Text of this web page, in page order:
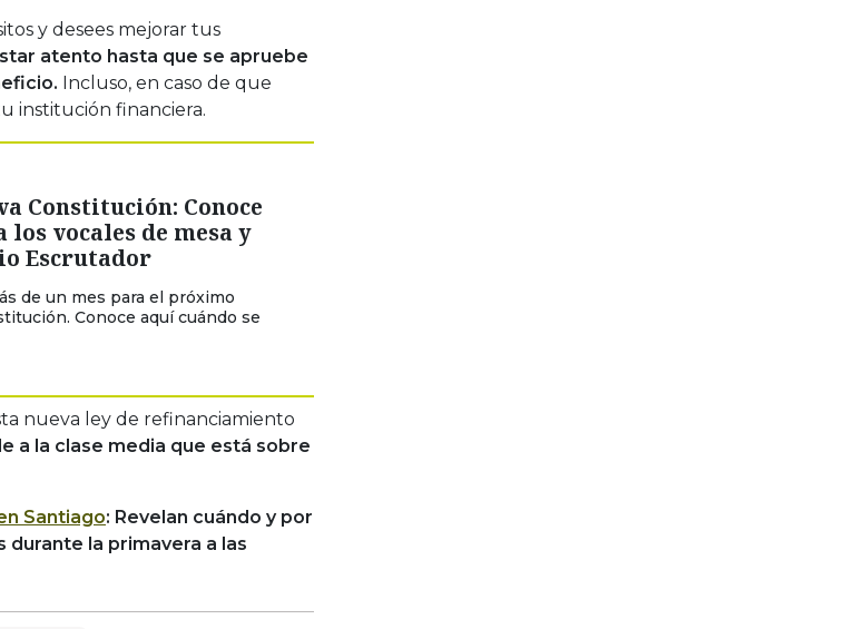
y desees mejorar tus
atento hasta que se apruebe
Incluso, en caso de que
institución financiera.
Constitución: Conoce
vocales de mesa y
Escrutador
de un mes para el próximo
Conoce aquí cuándo se
nueva ley de refinanciamiento
a la clase media que está sobre
Santiago: Revelan cuándo y por
la primavera a las